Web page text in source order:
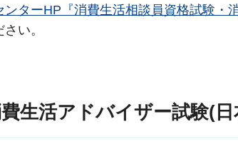
ンターHP『消費生活相談員資格試験・
い。
生活アドバイザー試験(